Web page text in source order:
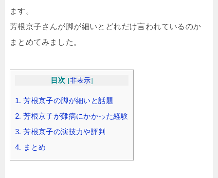
ます。
芳根京子さんが脚が細いとどれだけ言われているのか
まとめてみました。
目次 [非表示]
1. 芳根京子の脚が細いと話題
2. 芳根京子が難病にかかった経験
3. 芳根京子の演技力や評判
4. まとめ